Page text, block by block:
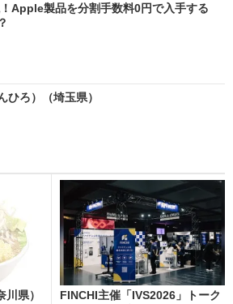
Apple製品を分割手数料0円で入手する
ひろ）（埼玉県）
県）
FINCHI主催「IVS2026」トーク